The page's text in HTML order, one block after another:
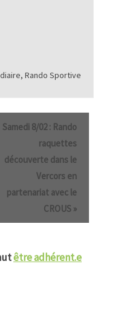
,Rando Sportive
Samedi 8/02 : Rando
raquettes
découverte dans le
Vercors en
partenariat avec le
CROUS »
être adhérent.e